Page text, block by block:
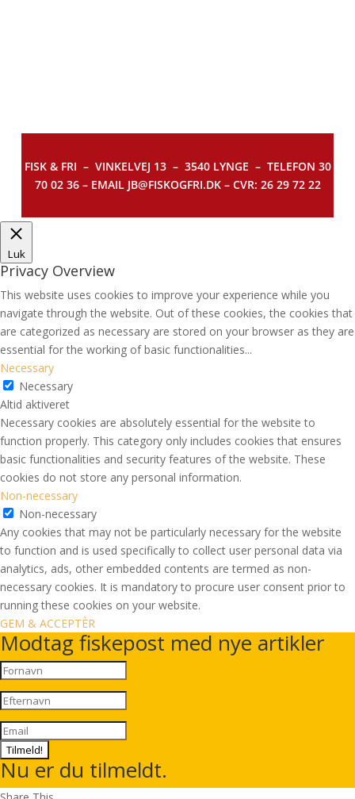
FISK & FRI – VINKELVEJ 13 – 3540 LYNGE – TELEFON 30
70 02 36 – EMAIL JB@FISKOGFRI.DK – CVR: 26 29 72 22
Luk
Privacy Overview
This website uses cookies to improve your experience while you
navigate through the website. Out of these cookies, the cookies that
are categorized as necessary are stored on your browser as they are
essential for the working of basic functionalities...
Necessary
Necessary
Altid aktiveret
Necessary cookies are absolutely essential for the website to
function properly. This category only includes cookies that ensures
basic functionalities and security features of the website. These
cookies do not store any personal information.
Non-necessary
Non-necessary
Any cookies that may not be particularly necessary for the website
to function and is used specifically to collect user personal data via
analytics, ads, other embedded contents are termed as non-
necessary cookies. It is mandatory to procure user consent prior to
running these cookies on your website.
GEM & ACCEPTÈR
Modtag fiskepost med nye artikler
Tilmeld!
Nu er du tilmeldt.